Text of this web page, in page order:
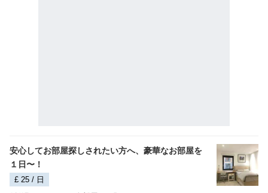
安心してお部屋探しされたい方へ、豪華なお部屋を
１日〜！
£ 25 / 日